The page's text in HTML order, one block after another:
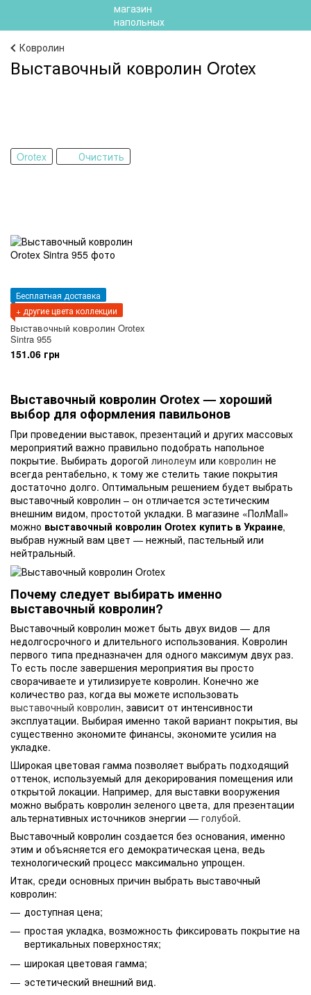
Ковролин
Выставочный ковролин Orotex
Orotex Очистить
Бесплатная доставка
+ другие цвета коллекции
Выставочный ковролин Orotex
Sintra 955
151.06 грн
Выставочный ковролин Orotex — хороший
выбор для оформления павильонов
При проведении выставок, презентаций и других массовых
мероприятий важно правильно подобрать напольное
покрытие. Выбирать дорогой линолеум или ковролин не
всегда рентабельно, к тому же стелить такие покрытия
достаточно долго. Оптимальным решением будет выбрать
выставочный ковролин – он отличается эстетическим
внешним видом, простотой укладки. В магазине «ПолMall»
можно выставочный ковролин Orotex купить в Украине,
выбрав нужный вам цвет — нежный, пастельный или
нейтральный.
Почему следует выбирать именно
выставочный ковролин?
Выставочный ковролин может быть двух видов — для
недолгосрочного и длительного использования. Ковролин
первого типа предназначен для одного максимум двух раз.
То есть после завершения мероприятия вы просто
сворачиваете и утилизируете ковролин. Конечно же
количество раз, когда вы можете использовать
выставочный ковролин, зависит от интенсивности
эксплуатации. Выбирая именно такой вариант покрытия, вы
существенно экономите финансы, экономите усилия на
укладке.
Широкая цветовая гамма позволяет выбрать подходящий
оттенок, используемый для декорирования помещения или
открытой локации. Например, для выставки вооружения
можно выбрать ковролин зеленого цвета, для презентации
альтернативных источников энергии — голубой.
Выставочный ковролин создается без основания, именно
этим и объясняется его демократическая цена, ведь
технологический процесс максимально упрощен.
Итак, среди основных причин выбрать выставочный
ковролин:
доступная цена;
простая укладка, возможность фиксировать покрытие на
вертикальных поверхностях;
широкая цветовая гамма;
эстетический внешний вид.